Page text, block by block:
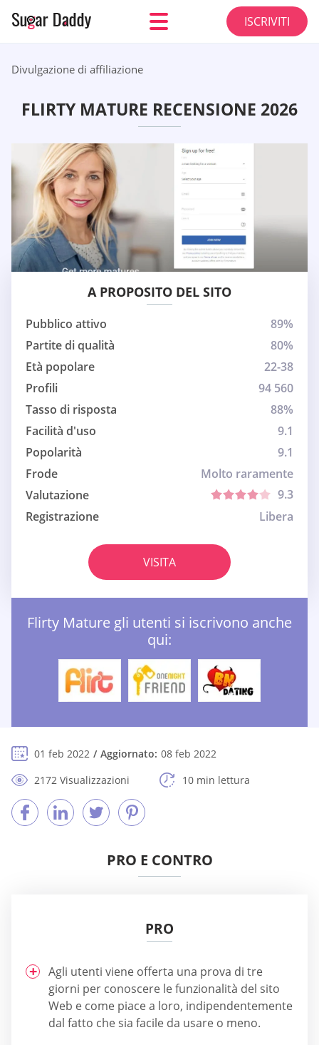
ISCRIVITI
Divulgazione di affiliazione
FLIRTY MATURE RECENSIONE 2026
A PROPOSITO DEL SITO
Pubblico attivo
89%
Partite di qualità
80%
Età popolare
22-38
Profili
94 560
Tasso di risposta
88%
Facilità d'uso
9.1
Popolarità
9.1
Frode
Molto raramente
Valutazione
9.3
Registrazione
Libera
VISITA
Flirty Mature gli utenti si iscrivono anche
qui:
01 feb 2022 Aggiornato: 08 feb 2022
2172 Visualizzazioni
10 min lettura
PRO E CONTRO
PRO
Agli utenti viene offerta una prova di tre
giorni per conoscere le funzionalità del sito
Web e come piace a loro, indipendentemente
dal fatto che sia facile da usare o meno.